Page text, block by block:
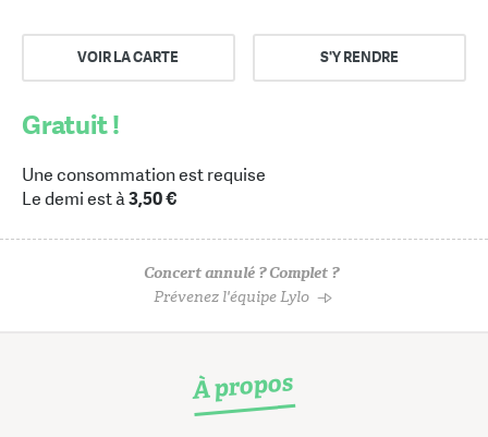
VOIR LA CARTE S'Y RENDRE
Gratuit !
Une consommation est requise
Le demi est à3,50 €
Concert annulé ? Complet ?
Prévenez l'équipe Lylo
À propos